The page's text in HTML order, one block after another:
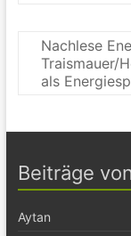
Nachlese
Traismauer/
als
Beiträge
Aytan